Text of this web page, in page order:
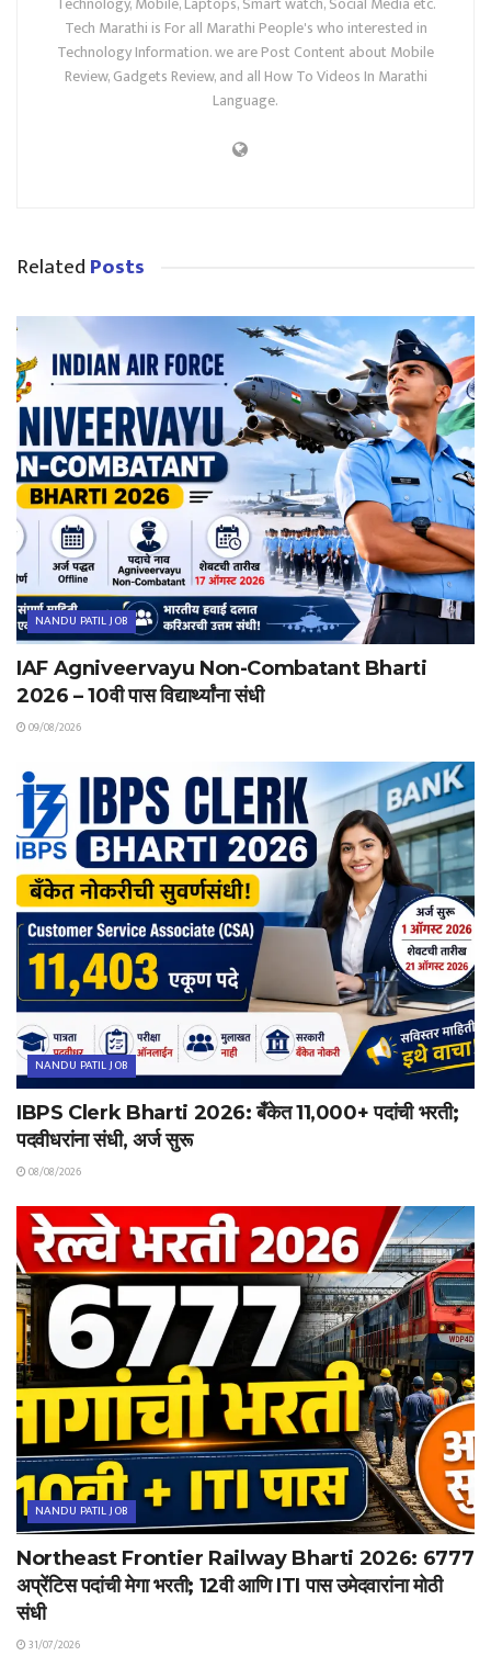
Tech Marathi is For all Marathi People's who interested in
Technology Information. we are Post Content about Mobile
Review, Gadgets Review, and all How To Videos In Marathi
Language.
RelatedPosts
NANDU PATIL JOB
IAF Agniveervayu Non-Combatant Bharti
2026 – 10वी पास विद्यार्थ्यांना संधी
09/08/2026
NANDU PATIL JOB
IBPS Clerk Bharti 2026: बँकेत 11,000+ पदांची भरती;
पदवीधरांना संधी, अर्ज सुरू
08/08/2026
NANDU PATIL JOB
Northeast Frontier Railway Bharti 2026: 6777
अप्रेंटिस पदांची मेगा भरती; 12वी आणि ITI पास उमेदवारांना मोठी
संधी
31/07/2026